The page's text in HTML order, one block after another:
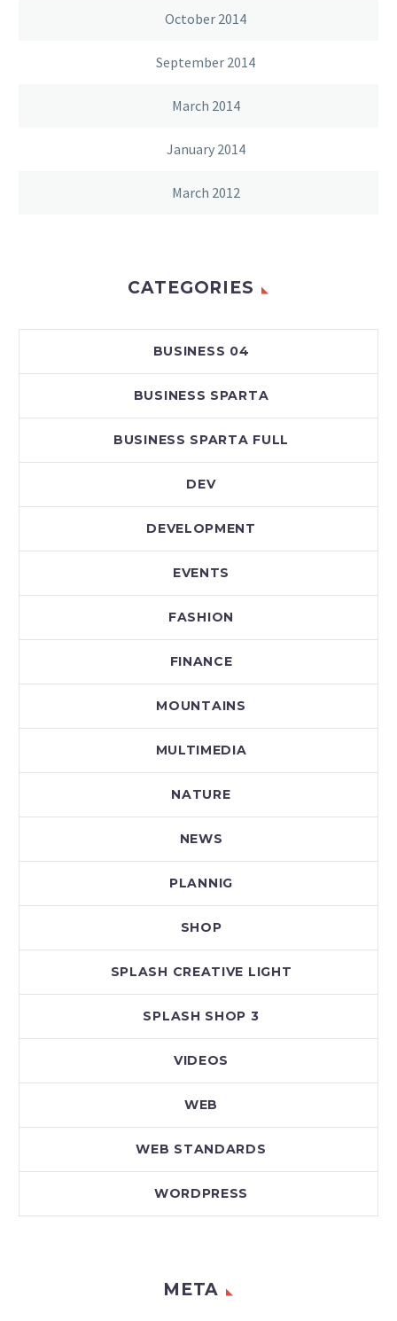
October 2014
September 2014
March 2014
January 2014
March 2012
CATEGORIES
BUSINESS 04
BUSINESS SPARTA
BUSINESS SPARTA FULL
DEV
DEVELOPMENT
EVENTS
FASHION
FINANCE
MOUNTAINS
MULTIMEDIA
NATURE
NEWS
PLANNIG
SHOP
SPLASH CREATIVE LIGHT
SPLASH SHOP 3
VIDEOS
WEB
WEB STANDARDS
WORDPRESS
META